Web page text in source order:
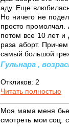
аду. Еще
Но ничего не
просто промолчал.
потом все 10 лет
раза аборт.
самый большой
Гульнара ,
Откликов: 2
Читать полностью
Моя мама меня
смотреть мои соц.